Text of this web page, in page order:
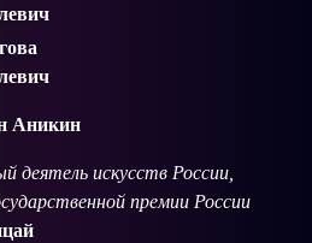
Аникин
деятель искусств России,
премии России